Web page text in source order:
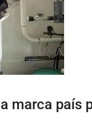
marca país